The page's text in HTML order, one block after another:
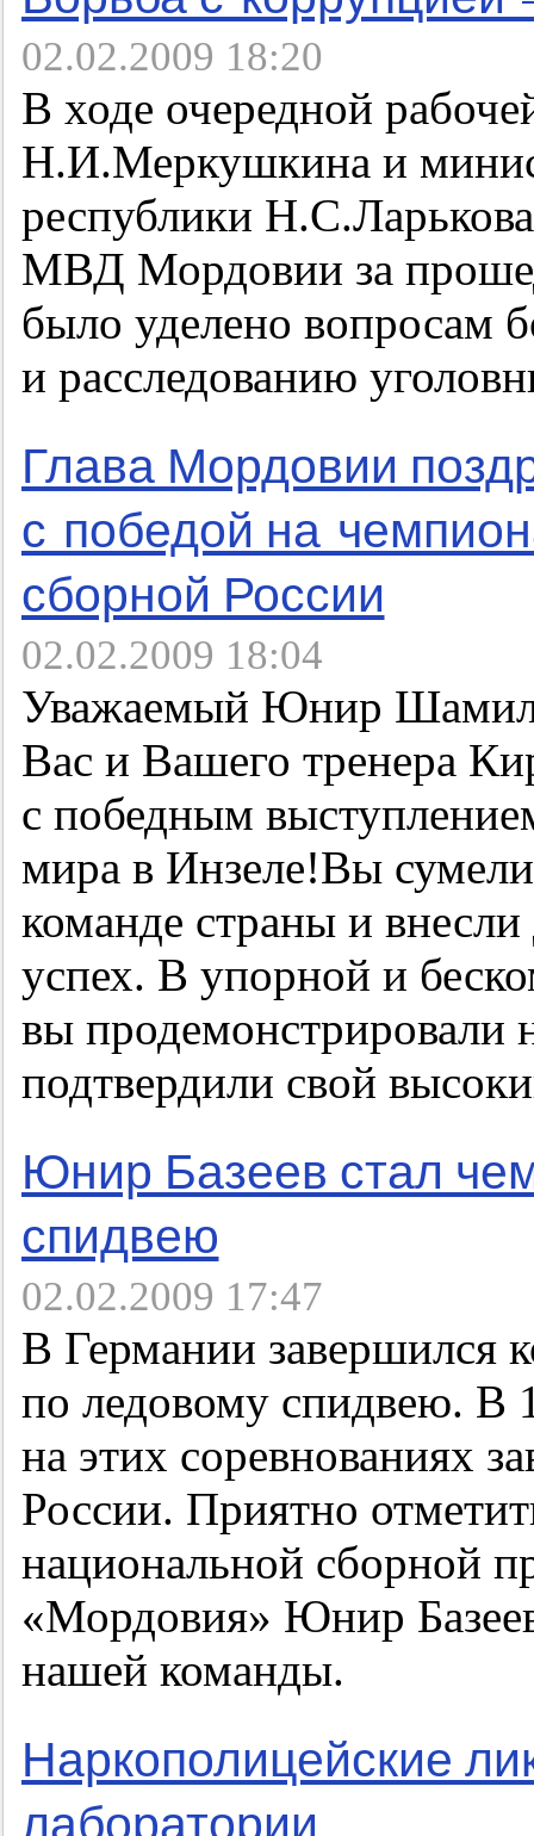
02.02.2009 18:20
В ходе очередной
Н.И.Меркушкина и
республики
МВД Мордовии за
было уделено вопросам
и расследованию
Глава Мордовии
с победой на
сборной России
02.02.2009 18:04
Уважаемый Юнир
Вас и Вашего тренера
с победным
мира в Инзеле!Вы сумели
команде страны и
успех. В упорной и
вы продемонстрировали
подтвердили свой
Юнир Базеев стал
спидвею
02.02.2009 17:47
В Германии завершился
по ледовому спидвею. В
на этих соревнованиях
России. Приятно
национальной сборной
«Мордовия» Юнир
нашей команды.
Наркополицейские
лаборатории